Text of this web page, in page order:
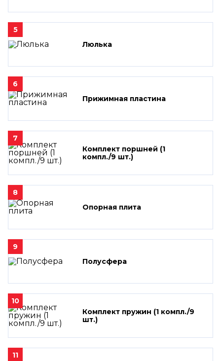
5
Люлька
6
Прижимная пластина
7
Комплект поршней (1
компл./9 шт.)
8
Опорная плита
9
Полусфера
10
Комплект пружин (1 компл./9
шт.)
11